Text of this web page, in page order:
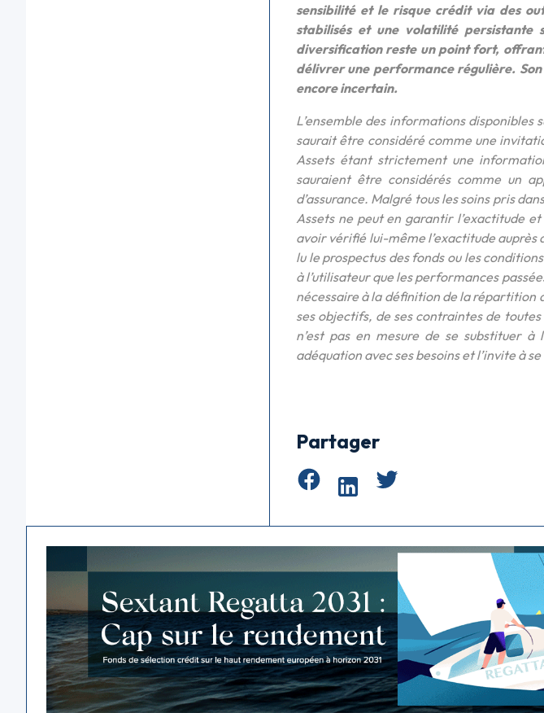
sensibilité et le risque crédit via des
stabilisés et une volatilité
diversification reste un point fort,
délivrer une performance régulière.
encore incertain.
L’ensemble des informations
saurait être considéré comme une
Assets étant strictement une
sauraient être considérés comme un
d’assurance. Malgré tous les soins pris
Assets ne peut en garantir l’exactitude
avoir vérifié lui-même l’exactitude auprès
lu le prospectus des fonds ou les
à l’utilisateur que les performances
nécessaire à la définition de la répartition
ses objectifs, de ses contraintes de
n’est pas en mesure de se substituer
adéquation avec ses besoins et l’invite à
Partager